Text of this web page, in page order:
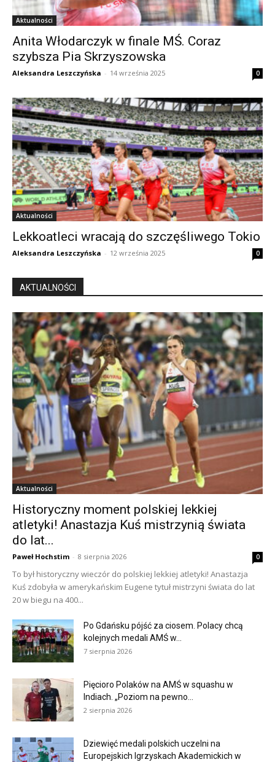
Aktualności
Anita Włodarczyk w finale MŚ. Coraz
szybsza Pia Skrzyszowska
Aleksandra Leszczyńska - 14 września 2025 0
Aktualności
Lekkoatleci wracają do szczęśliwego Tokio
Aleksandra Leszczyńska - 12 września 2025 0
AKTUALNOŚCI
Aktualności
Historyczny moment polskiej lekkiej
atletyki! Anastazja Kuś mistrzynią świata
do lat...
Paweł Hochstim - 8 sierpnia 2026 0
To był historyczny wieczór do polskiej lekkiej atletyki! Anastazja
Kuś zdobyła w amerykańskim Eugene tytuł mistrzyni świata do lat
20 w biegu na 400...
Po Gdańsku pójść za ciosem. Polacy chcą
kolejnych medali AMŚ w...
7 sierpnia 2026
Pięcioro Polaków na AMŚ w squashu w
Indiach. „Poziom na pewno...
2 sierpnia 2026
Dziewięć medali polskich uczelni na
Europejskich Igrzyskach Akademickich w